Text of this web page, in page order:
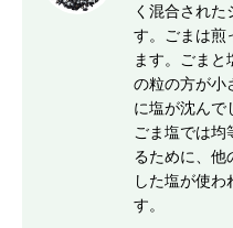
く混合され
す。ごまは煎
ます。ごまと
の粒の方が小
に塩が沈んで
ごま塩では均
るために、他
した塩が使わ
す。